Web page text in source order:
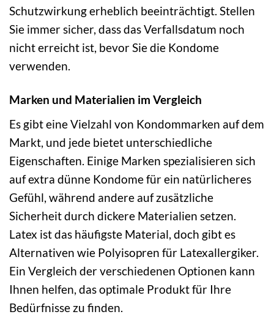
Schutzwirkung erheblich beeinträchtigt. Stellen
Sie immer sicher, dass das Verfallsdatum noch
nicht erreicht ist, bevor Sie die Kondome
verwenden.
Marken und Materialien im Vergleich
Es gibt eine Vielzahl von Kondommarken auf dem
Markt, und jede bietet unterschiedliche
Eigenschaften. Einige Marken spezialisieren sich
auf extra dünne Kondome für ein natürlicheres
Gefühl, während andere auf zusätzliche
Sicherheit durch dickere Materialien setzen.
Latex ist das häufigste Material, doch gibt es
Alternativen wie Polyisopren für Latexallergiker.
Ein Vergleich der verschiedenen Optionen kann
Ihnen helfen, das optimale Produkt für Ihre
Bedürfnisse zu finden.